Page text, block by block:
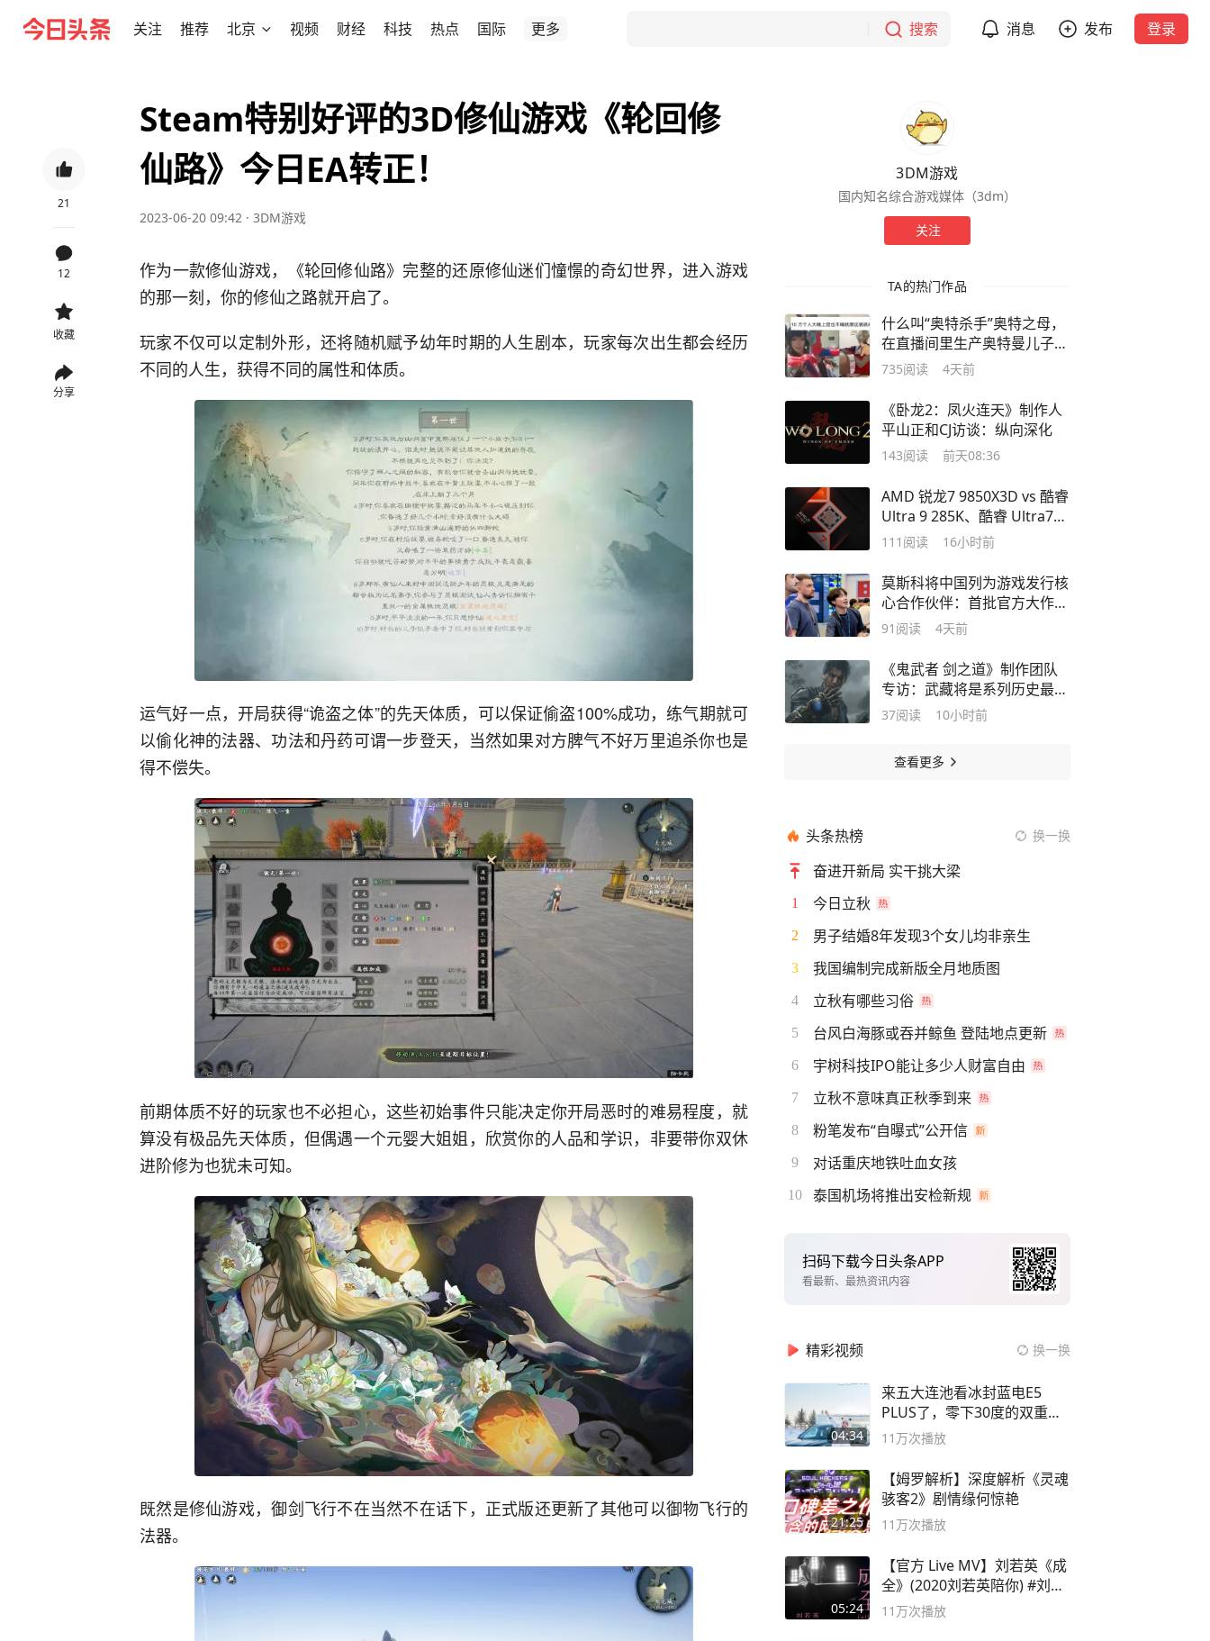
关注 推荐 北京 视频 财经 科技 热点 国际 更多 搜索 消息 发布 登录
21
12
收藏
分享
Steam特别好评的3D修仙游戏《轮回修
仙路》今日EA转正！
2023-06-20 09:42 · 3DM游戏
作为一款修仙游戏，《轮回修仙路》完整的还原修仙迷们憧憬的奇幻世界，进入游戏
的那一刻，你的修仙之路就开启了。
玩家不仅可以定制外形，还将随机赋予幼年时期的人生剧本，玩家每次出生都会经历
不同的人生，获得不同的属性和体质。
运气好一点，开局获得“诡盗之体”的先天体质，可以保证偷盗100%成功，练气期就可
以偷化神的法器、功法和丹药可谓一步登天，当然如果对方脾气不好万里追杀你也是
得不偿失。
前期体质不好的玩家也不必担心，这些初始事件只能决定你开局恶时的难易程度，就
算没有极品先天体质，但偶遇一个元婴大姐姐，欣赏你的人品和学识，非要带你双休
进阶修为也犹未可知。
既然是修仙游戏，御剑飞行不在当然不在话下，正式版还更新了其他可以御物飞行的
法器。
3DM游戏
国内知名综合游戏媒体（3dm）
关注
TA的热门作品
什么叫“奥特杀手”奥特之母，
在直播间里生产奥特曼儿子的
绯闻？
735阅读 4天前
《卧龙2：凤火连天》制作人
平山正和CJ访谈：纵向深化
143阅读 前天08:36
AMD 锐龙7 9850X3D vs 酷睿
Ultra 9 285K、酷睿 Ultra7
270K
111 阅读 16小时前
莫斯科将中国列为游戏发行核
心合作伙伴：首批官方大作年
内登陆
91 阅读 4天前
《鬼武者 剑之道》制作团队
专访：武藏将是系列历史最出
色的主角
37阅读 10小时前
查看更多
头条热榜 换一换
奋进开新局 实干挑大梁
1 今日立秋
2 男子结婚8年发现3个女儿均非亲生
3 我国编制完成新版全月地质图
4 立秋有哪些习俗
5 台风白海豚或吞并鲸鱼 登陆地点更新
6 宇树科技IPO能让多少人财富自由
7 立秋不意味真正秋季到来
8 粉笔发布“自曝式”公开信
9 对话重庆地铁吐血女孩
10 泰国机场将推出安检新规
扫码下载今日头条APP
看最新、最热资讯内容
精彩视频 换一换
04:34
来五大连池看冰封蓝电E5
PLUS了，零下30度的双重冰
封40小时全录
11万次播放
21:25
【姆罗解析】深度解析《灵魂
骇客2》剧情缘何惊艳
11万次播放
05:24
【官方 Live MV】刘若英《成
全》(2020刘若英陪你) #刘若
英 #成全
11万次播放